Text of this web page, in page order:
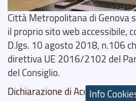
Città Metropolitana di Genova
il proprio sito web accessibile,
D.lgs. 10 agosto 2018, n.106
direttiva UE 2016/2102 del
del Consiglio.
Dichiarazione di Accessibilità
Info